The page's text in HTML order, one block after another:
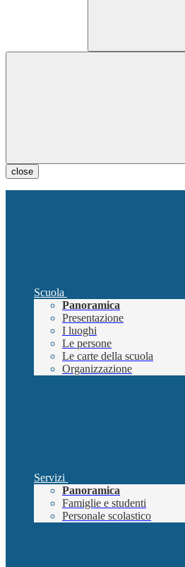
close
Scuola
Panoramica
Presentazione
I luoghi
Le persone
Le carte della scuola
Organizzazione
Servizi
Panoramica
Famiglie e studenti
Personale scolastico